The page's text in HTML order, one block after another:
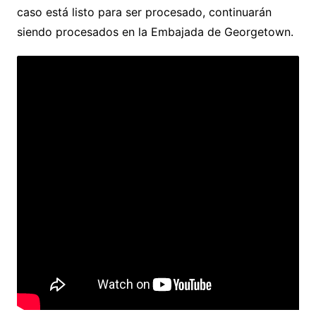
caso está listo para ser procesado, continuarán
siendo procesados en la Embajada de Georgetown.